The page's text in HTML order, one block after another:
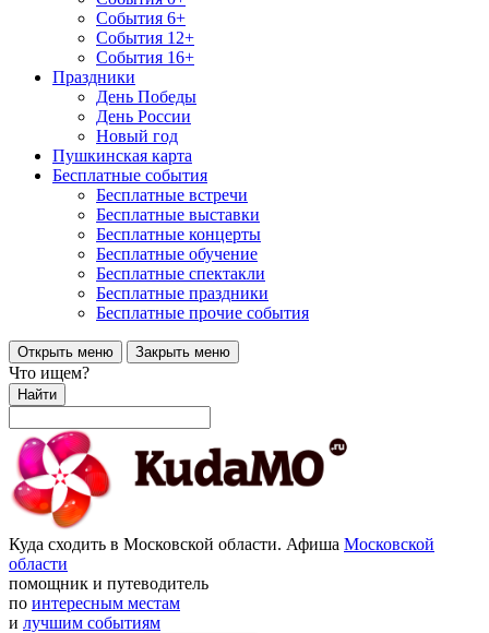
События 6+
События 12+
События 16+
Праздники
День Победы
День России
Новый год
Пушкинская карта
Бесплатные события
Бесплатные встречи
Бесплатные выставки
Бесплатные концерты
Бесплатные обучение
Бесплатные спектакли
Бесплатные праздники
Бесплатные прочие события
Открыть меню Закрыть меню
Что ищем?
Найти
Куда сходить в Московской области. Афиша Московской
области
помощник и путеводитель
по интересным местам
и лучшим событиям